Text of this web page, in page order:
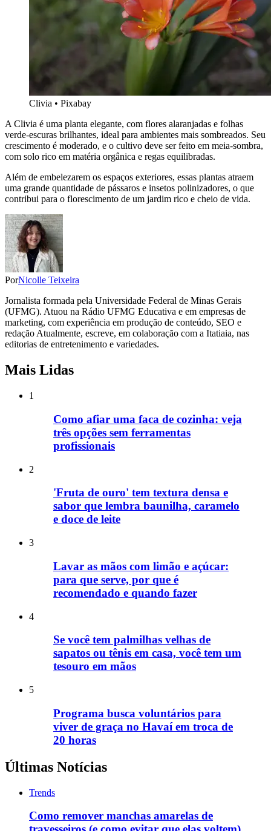
Clivia • Pixabay
A Clivia é uma planta elegante, com flores alaranjadas e folhas
verde-escuras brilhantes, ideal para ambientes mais sombreados. Seu
crescimento é moderado, e o cultivo deve ser feito em meia-sombra,
com solo rico em matéria orgânica e regas equilibradas.
Além de embelezarem os espaços exteriores, essas plantas atraem
uma grande quantidade de pássaros e insetos polinizadores, o que
contribui para o florescimento de um jardim rico e cheio de vida.
PorNicolle Teixeira
Jornalista formada pela Universidade Federal de Minas Gerais
(UFMG). Atuou na Rádio UFMG Educativa e em empresas de
marketing, com experiência em produção de conteúdo, SEO e
redação Atualmente, escreve, em colaboração com a Itatiaia, nas
editorias de entretenimento e variedades.
Mais Lidas
1
Como afiar uma faca de cozinha: veja
três opções sem ferramentas
profissionais
2
'Fruta de ouro' tem textura densa e
sabor que lembra baunilha, caramelo
e doce de leite
3
Lavar as mãos com limão e açúcar:
para que serve, por que é
recomendado e quando fazer
4
Se você tem palmilhas velhas de
sapatos ou tênis em casa, você tem um
tesouro em mãos
5
Programa busca voluntários para
viver de graça no Havaí em troca de
20 horas
Últimas Notícias
Trends
Como remover manchas amarelas de